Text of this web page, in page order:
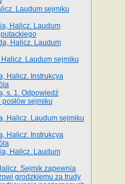
Laudum sejmiku
Halicz. Laudum
Halicz. Laudum
Laudum sejmiku
Halicz. Instrukcya
s. 1. Odpowiedź
sejmiku
Halicz. Laudum sejmiku
Halicz. Instrukcya
Halicz. Laudum
Sejmik zapewnia
grodzkiemu za trudy